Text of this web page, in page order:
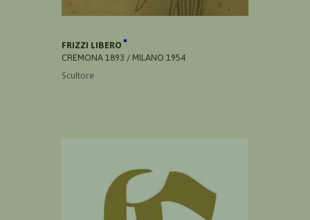
FRIZZI LIBERO
CREMONA 1893 / MILANO 1954
Scultore